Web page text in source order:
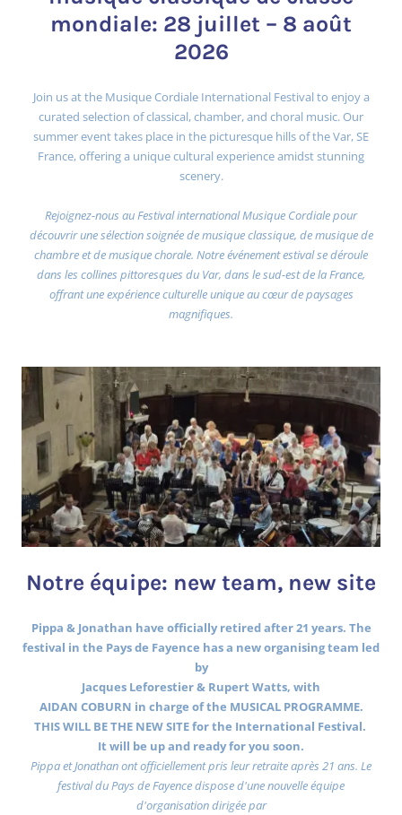
mondiale: 28 juillet – 8 août
2026
Join us at the Musique Cordiale International Festival to enjoy a
curated selection of classical, chamber, and choral music. Our
summer event takes place in the picturesque hills of the Var, SE
France, offering a unique cultural experience amidst stunning
scenery.
Rejoignez-nous au Festival international Musique Cordiale pour
découvrir une sélection soignée de musique classique, de musique de
chambre et de musique chorale. Notre événement estival se déroule
dans les collines pittoresques du Var, dans le sud-est de la France,
offrant une expérience culturelle unique au cœur de paysages
magnifiques.
Notre équipe: new team, new site
Pippa & Jonathan have officially retired after 21 years. The
festival in the Pays de Fayence has a new organising team led
by
Jacques Leforestier & Rupert Watts, with
AIDAN COBURN in charge of the MUSICAL PROGRAMME.
THIS WILL BE THE NEW SITE for the International Festival.
It will be up and ready for you soon.
Pippa et Jonathan ont officiellement pris leur retraite après 21 ans. Le
festival du Pays de Fayence dispose d'une nouvelle équipe
d'organisation dirigée par